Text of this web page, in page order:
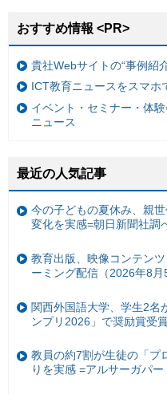
おすすめ情報 <PR>
貴社Webサイトの“事例紹
ICT教育ニュースをスマホ
イベント・セミナー・体
ニュース
最近の人気記事
今の子どもの夏休み、親
変化を実感=朝日新聞社調
教育出版、映像コンテン
ーミング配信（2026年8月5
関西外国語大学、学生2名
ンプリ2026」で奨励賞受
教員の約7割が生徒の「プ
りを実感 =アルサーガパ